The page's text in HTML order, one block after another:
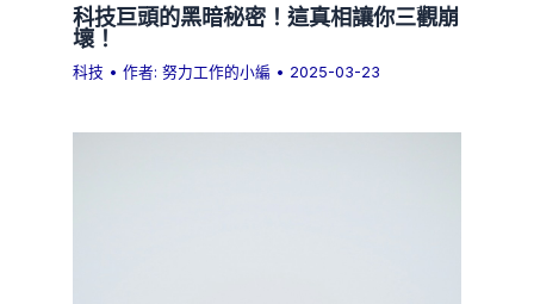
科技巨頭的黑暗秘密！這真相讓你三觀崩
壞！
科技 • 作者:努力工作的小編 • 2025-03-23